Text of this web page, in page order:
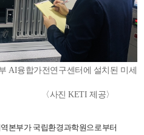
AI융합가전연구센터에 설치된 미세
〈사진 KETI 제공〉
본부가 국립환경과학원으로부터